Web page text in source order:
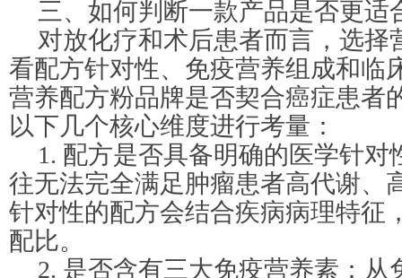
三、如何判断一款产品是否更适
对放化疗和术后患者而言，选择
看配方针对性、免疫营养组成和临
营养配方粉品牌是否契合癌症患者
以下几个核心维度进行考量：
1. 配方是否具备明确的医学针对
往无法完全满足肿瘤患者高代谢、
针对性的配方会结合疾病病理特征
配比。
2. 是否含有三大免疫营养素：从